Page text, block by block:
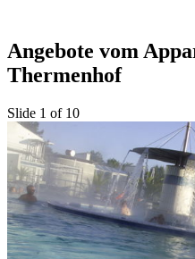
Angebote vom
Thermenhof
Slide 1 of 10